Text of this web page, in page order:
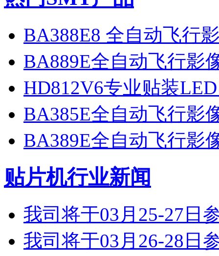
BA388E8 全自动飞行
BA889E全自动飞行影
HD812V6专业贴装
BA385E全自动飞行影
BA389E全自动飞行影
贴片机行业新闻
我司将于03月25-27日
我司将于03月26-28日